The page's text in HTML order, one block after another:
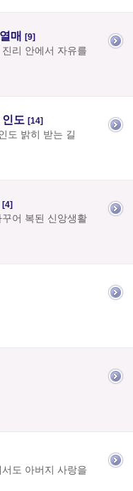
매 [9]
리 안에서 자유를
도 [14]
도 밝히 받는 길
[4]
어 복된 신앙생활
도 아버지 사랑을